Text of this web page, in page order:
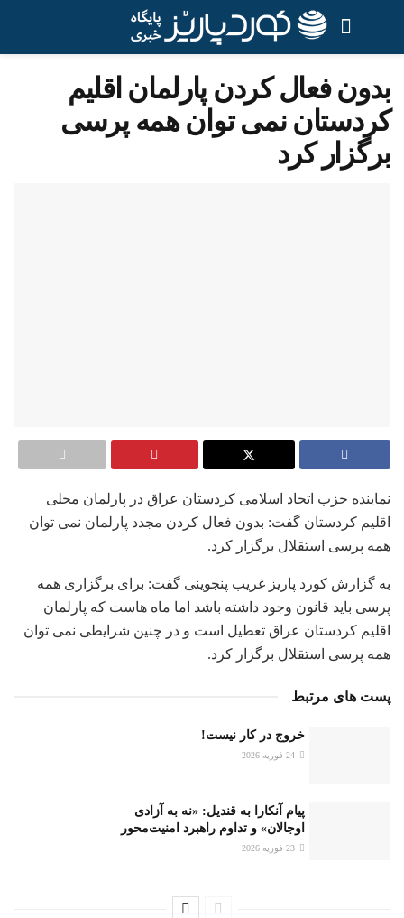
بدون فعال کردن پارلمان اقلیم
کردستان نمی توان همه پرسی
برگزار کرد
نماینده حزب اتحاد اسلامی کردستان عراق در پارلمان محلی
اقلیم کردستان گفت: بدون فعال کردن مجدد پارلمان نمی توان
همه پرسی استقلال برگزار کرد.
به گزارش کورد پاریز غریب پنجوینی گفت: برای برگزاری همه
پرسی باید قانون وجود داشته باشد اما ماه هاست که پارلمان
اقلیم کردستان عراق تعطیل است و در چنین شرایطی نمی توان
همه پرسی استقلال برگزار کرد.
پست های مرتبط
خروج در کار نیست!
پیام آنکارا به قندیل: «نه به آزادی
اوجالان» و تداوم راهبرد امنیت‌محور